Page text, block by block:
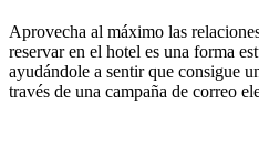
Aprovecha al máximo las
reservar en el hotel es una forma
ayudándole a sentir que consigue
través de una campaña de correo